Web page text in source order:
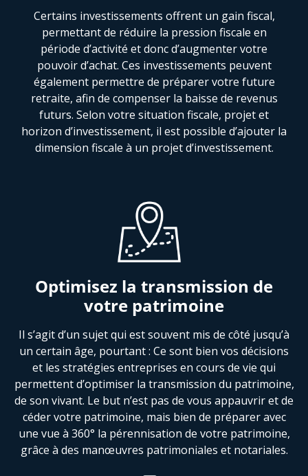
Certains investissements offrent un gain fiscal,
permettant de réduire la pression fiscale en
période d’activité et donc d’augmenter votre
pouvoir d’achat. Ces investissements peuvent
également permettre de préparer votre future
retraite, afin de compenser la baisse de revenus
futurs. Selon votre situation fiscale, projet et
horizon d’investissement, il est possible d’ajouter la
dimension fiscale à un projet d’investissement.
Optimisez la transmission de
votre patrimoine
Il s’agit d’un sujet qui est souvent mis de côté jusqu’à
un certain âge, pourtant : Ce sont bien vos décisions
et les stratégies entreprises en cours de vie qui
permettent d’optimiser la transmission du patrimoine,
de son vivant. Le but n’est pas de vous appauvrir et de
céder votre patrimoine, mais bien de préparer avec
une vue à 360° la pérennisation de votre patrimoine,
grâce à des manœuvres patrimoniales et notariales.